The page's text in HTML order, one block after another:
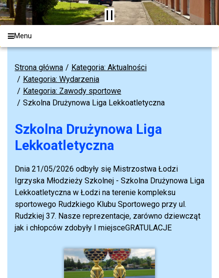
Menu
Strona główna
Kategoria: Aktualności
Kategoria: Wydarzenia
Kategoria: Zawody sportowe
Szkolna Drużynowa Liga Lekkoatletyczna
Szkolna Drużynowa Liga
Lekkoatletyczna
Dnia 21/05/2026 odbyły się Mistrzostwa Łodzi
Igrzyska Młodzieży Szkolnej - Szkolna Drużynowa Liga
Lekkoatletyczna w Łodzi na terenie kompleksu
sportowego Rudzkiego Klubu Sportowego przy ul.
Rudzkiej 37. Nasze reprezentacje, zarówno dziewcząt
jak i chłopców zdobyły I miejsceGRATULACJE